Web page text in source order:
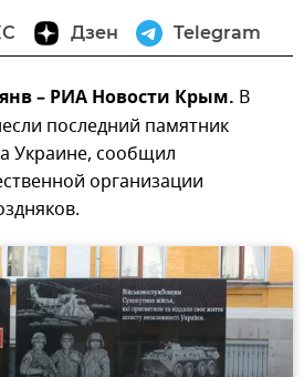
Дзен Telegram
– РИА Новости Крым. В
последний памятник
Украине, сообщил
организации